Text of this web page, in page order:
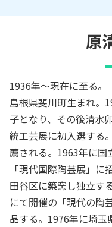
原
1936年～現在に至る。
島根県斐川町生まれ。
子となり、その後清水
統工芸展に初入選する
薦される。1963年に国
「現代国際陶芸展」
田谷区に築窯し独立す
にて開催の「現代の陶
品する。1976年に埼玉